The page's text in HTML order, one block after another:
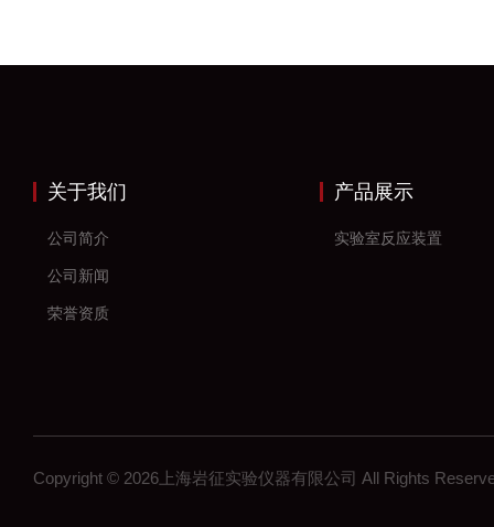
关于我们
公司简介
公司新闻
荣誉资质
产品展示
实验室反应装置
Copyright © 2026上海岩征实验仪器有限公司 All Rights